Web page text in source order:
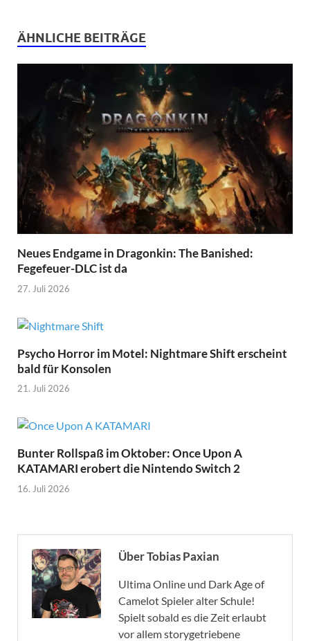
ÄHNLICHE BEITRÄGE
Neues Endgame in Dragonkin: The Banished:
Fegefeuer-DLC ist da
27. Juli 2026
Psycho Horror im Motel: Nightmare Shift erscheint
bald für Konsolen
21. Juli 2026
Bunter Rollspaß im Oktober: Once Upon A
KATAMARI erobert die Nintendo Switch 2
16. Juli 2026
Über Tobias Paxian
Ultima Online und Dark Age of
Camelot Spieler alter Schule!
Spielt sobald es die Zeit erlaubt
vor allem storygetriebene